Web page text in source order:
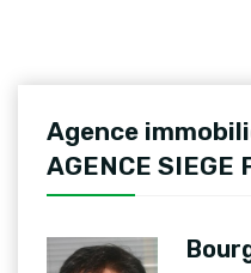
Agence
AGENCE SIEGE